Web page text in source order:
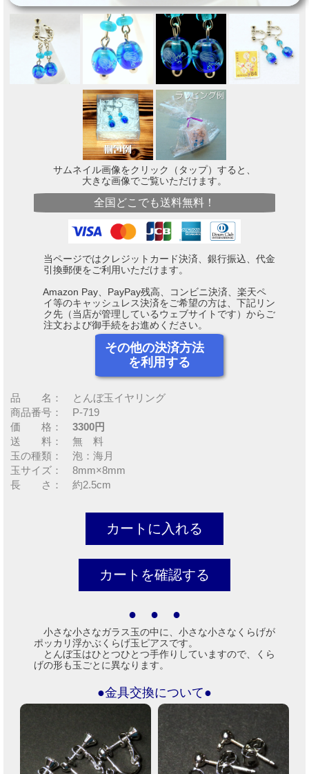
サムネイル画像をクリック（タップ）すると、
大きな画像でご覧いただけます。
全国どこでも送料無料！
当ページではクレジットカード決済、銀行振込、代金
引換郵便をご利用いただけます。
Amazon Pay、PayPay残高、コンビニ決済、楽天ペ
イ等のキャッシュレス決済をご希望の方は、下記リン
ク先（当店が管理しているウェブサイトです）からご
注文および御手続をお進めください。
その他の決済方法
を利用する
品 名： とんぼ玉イヤリング
商品番号： P-719
価 格： 3300円
送 料： 無 料
玉の種類： 泡：海月
玉サイズ： 8mm×8mm
長 さ： 約2.5cm
● ● ●
小さな小さなガラス玉の中に、小さな小さなくらげが
ポッカリ浮かぶくらげ玉ピアスです。
とんぼ玉はひとつひとつ手作りしていますので、くら
げの形も玉ごとに異なります。
●金具交換について●